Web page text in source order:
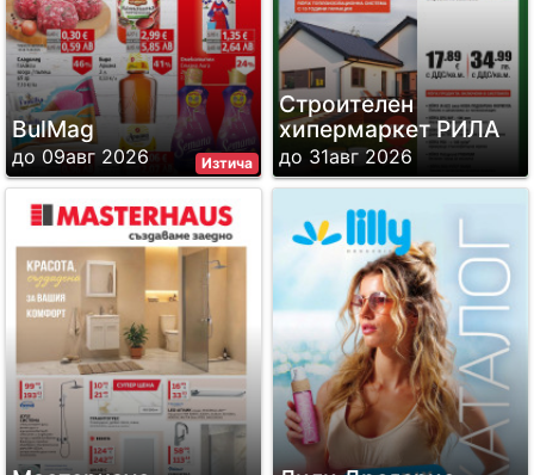
Изтича
BulMag
до 09авг 2026
Строителен
хипермаркет РИЛА
до 31авг 2026